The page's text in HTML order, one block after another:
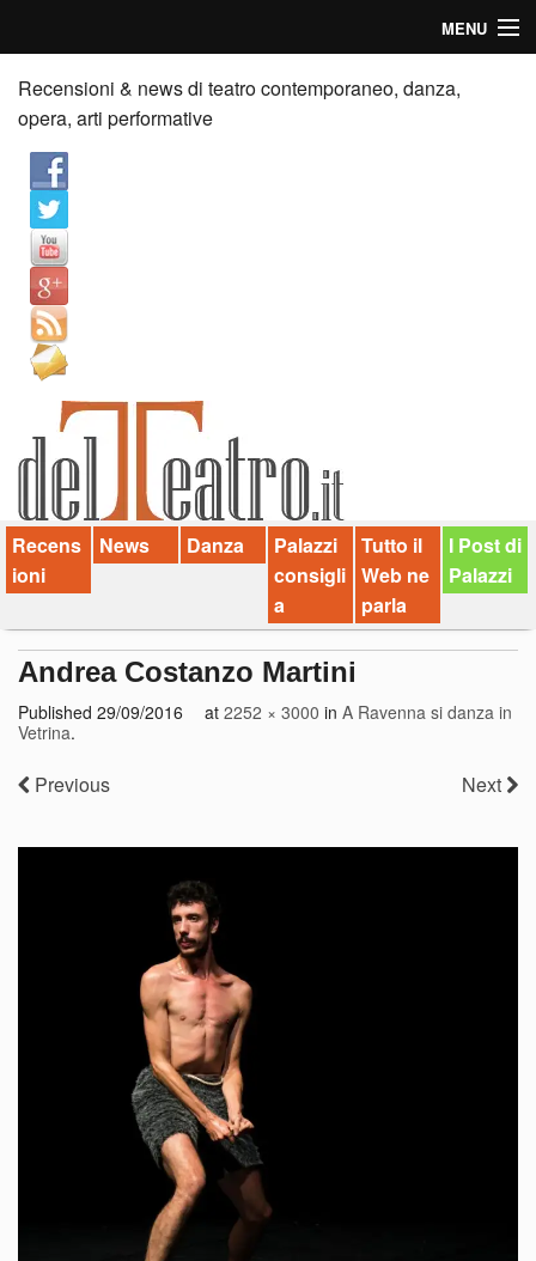
MENU
Home
Recensioni
Anticipazioni
News
Palazzi consiglia
Video
Chi siamo
Contatti
dT in English
Recensioni & news di teatro contemporaneo, danza,
opera, arti performative
Recens
ioni
News Danza
Palazzi
consigli
a
Tutto il
Web ne
parla
I Post di
Palazzi
Andrea Costanzo Martini
Published 29/09/2016 at 2252 × 3000 in A Ravenna si danza in
Vetrina.
Previous Next